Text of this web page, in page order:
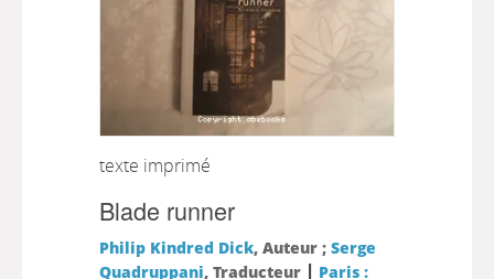
texte imprimé
Blade runner
Philip Kindred Dick, Auteur ; Serge
Quadruppani, Traducteur | Paris :